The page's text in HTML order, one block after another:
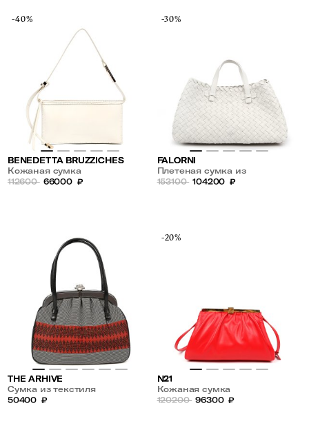
-40%
BENEDETTA BRUZZICHES
Кожаная сумка
112600 66000 ₽
-30%
FALORNI
Плетеная сумка из
натуральной кожи
153100 104200 ₽
THE ARHIVE
Сумка из текстиля
50400 ₽
-20%
N21
Кожаная сумка
120200 96300 ₽